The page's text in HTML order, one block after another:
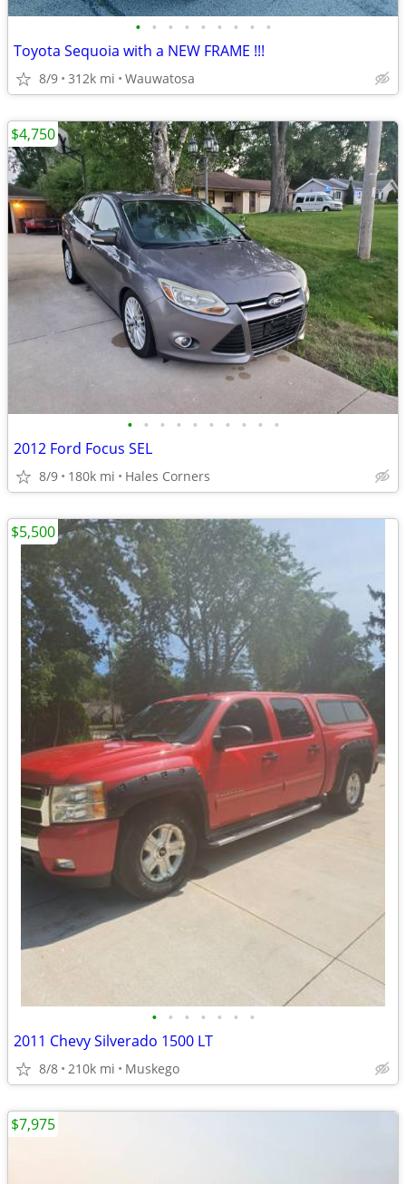
• • • • • • • • •
Toyota Sequoia with a NEW FRAME !!!
8/9 312k mi Wauwatosa
• • • • • • • • • •
2012 Ford Focus SEL
8/9 180k mi Hales Corners
$4,750
• • • • • • •
2011 Chevy Silverado 1500 LT
8/8 210k mi Muskego
$5,500
$7,975